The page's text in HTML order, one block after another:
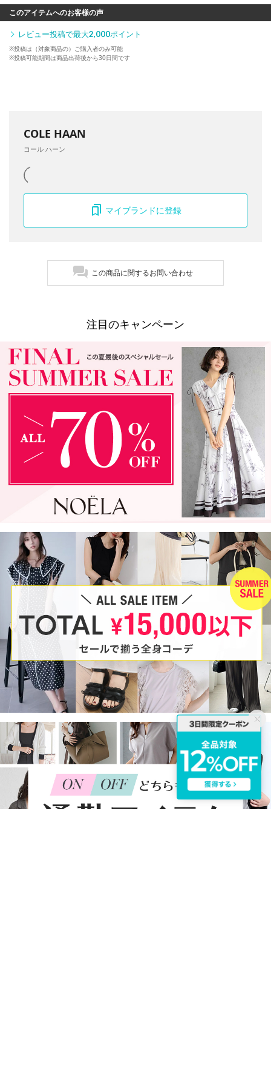
このアイテムへのお客様の声
レビュー投稿で最大2,000ポイント
※投稿は（対象商品の）ご購入者のみ可能
※投稿可能期間は商品出荷後から30日間です
COLE HAAN
コール ハーン
マイブランドに登録
この商品に関するお問い合わせ
注目のキャンペーン